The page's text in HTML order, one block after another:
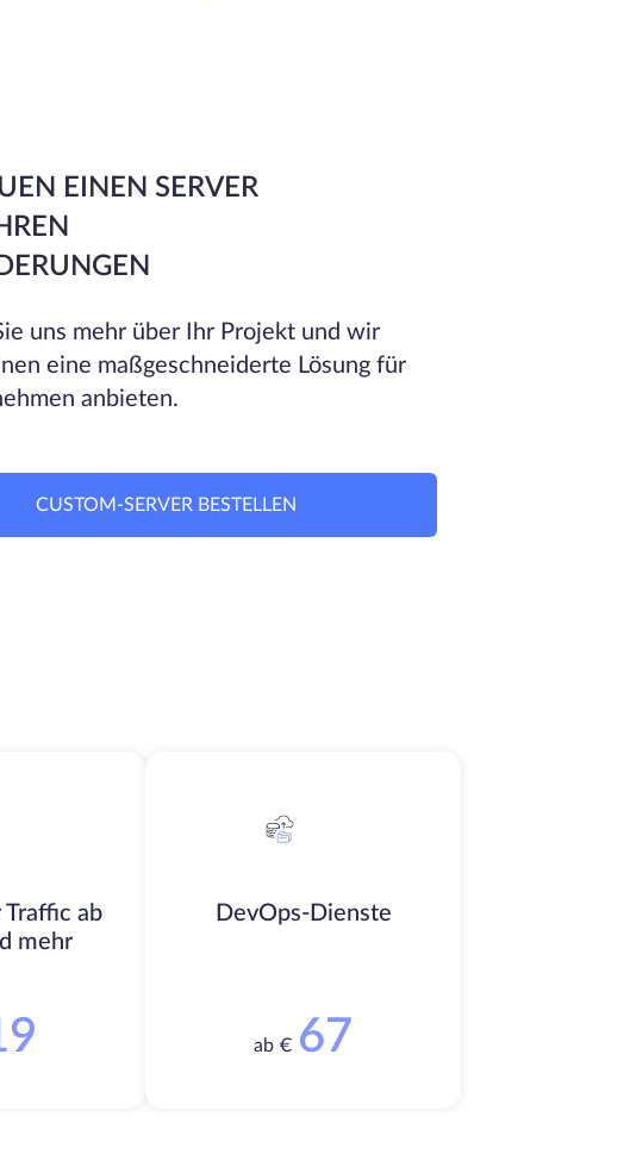
EINEN SERVER
uns mehr über Ihr Projekt und wir
eine maßgeschneiderte Lösung für
anbieten.
CUSTOM-SERVER BESTELLEN
ab
mehr
DevOps-Dienste
ab € 67